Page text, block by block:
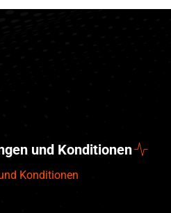
und Konditionen
Konditionen